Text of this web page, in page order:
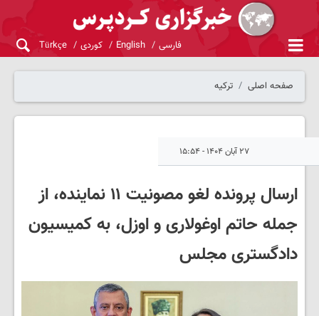
فارسی English کوردی Türkçe
صفحه اصلی ترکیه
۲۷ آبان ۱۴۰۴ - ۱۵:۵۴
ارسال پرونده لغو مصونیت ۱۱ نماینده، از
جمله حاتم اوغولاری و اوزل، به کمیسیون
دادگستری مجلس